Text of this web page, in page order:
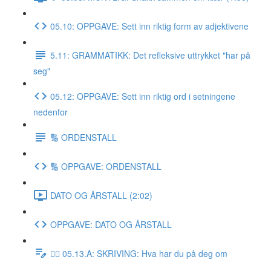
05.10: OPPGAVE: Sett inn riktig form av adjektivene
5.11: GRAMMATIKK: Det refleksive uttrykket "har på
seg"
05.12: OPPGAVE: Sett inn riktig ord i setningene
nedenfor
🔢 ORDENSTALL
🔢 OPPGAVE: ORDENSTALL
DATO OG ÅRSTALL (2:02)
OPPGAVE: DATO OG ÅRSTALL
✍🏼 05.13.A: SKRIVING: Hva har du på deg om